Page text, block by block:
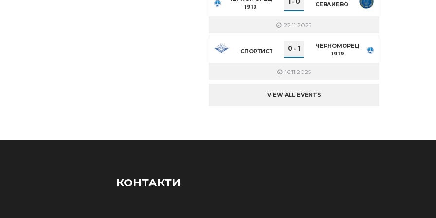
1919
- СЕВЛИЕВО
22.11.2025
СПОРТИСТ 0 - 1
ЧЕРНОМОРЕЦ
1919
16.11.2025
VIEW ALL EVENTS
КОНТАКТИ